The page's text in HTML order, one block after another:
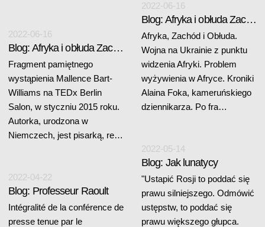
2022-06-16
Blog: Afryka i obłuda Zachodu (1)
Afryka, Zachód i Obłuda.
Wojna na Ukrainie z punktu
widzenia Afryki. Problem
wyżywienia w Afryce. Kroniki
Alaina Foka, kameruńskiego
dziennikarza. Po fra…
2022-06-16
Blog: Afryka i obłuda Zachodu (2)
Fragment pamiętnego
wystąpienia Mallence Bart-
Williams na TEDx Berlin
Salon, w styczniu 2015 roku.
Autorka, urodzona w
Niemczech, jest pisarką, re…
2022-05-14
Blog: Jak lunatycy
"Ustapić Rosji to poddać się
prawu silniejszego. Odmówić
ustępstw, to poddać się
prawu większego głupca.
2022-04-22
Blog: Professeur Raoult
Intégralité de la conférence de
presse tenue par le